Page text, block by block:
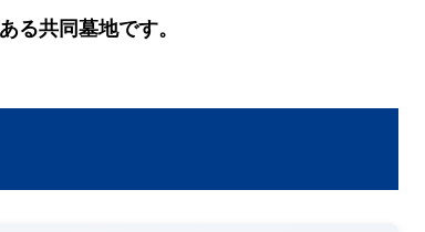
る共同墓地です。